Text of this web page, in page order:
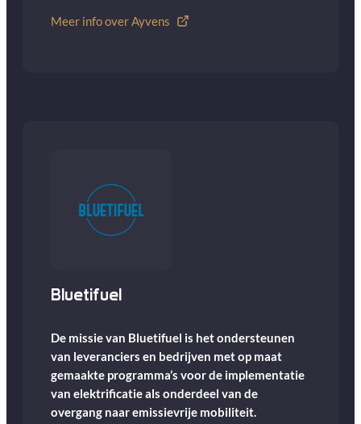
Meer info over Ayvens
Bluetifuel
De missie van Bluetifuel is het ondersteunen
van leveranciers en bedrijven met op maat
gemaakte programma’s voor de implementatie
van elektrificatie als onderdeel van de
overgang naar emissievrije mobiliteit.